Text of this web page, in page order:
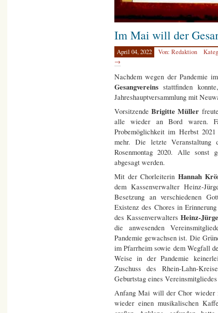
Im Mai will der
April 04, 2022 Von: Redaktion
→
Nachdem wegen der Pandemie
Gesangvereins stattfinden
Jahreshauptversammlung mit
VorsitzendeBrigitte Müller
alle wieder an Bord waren.
Probemöglichkeit im Herbst
mehr. Die letzte Veranstaltung
Rosenmontag 2020. Alle sonst
abgesagt werden.
Mit der Chorleiterin Hannah
dem Kassenverwalter Heinz-
Besetzung an verschiedenen
Existenz des Chores in
des Kassenverwalters Heinz-
die anwesenden
Pandemie gewachsen ist. Die
im Pfarrheim sowie dem Wegfall
Weise in der Pandemie
Zuschuss des Rhein-Lahn-
Geburtstag eines
Anfang Mai will der Chor wieder
wieder einen musikalischen